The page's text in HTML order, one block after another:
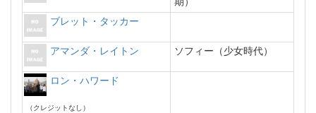
ブレット・タッカー
アマンダ・レイトン ソフィー（少女時代）
ロン・ハワード
（クレジットなし）